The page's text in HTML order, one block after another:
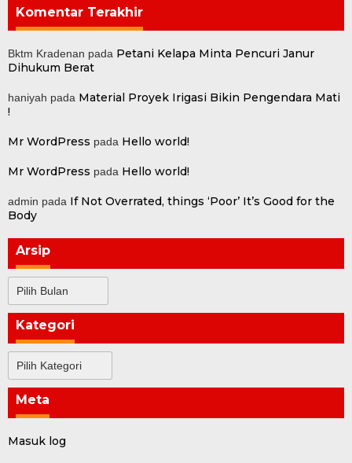
Komentar Terakhir
Bktm Kradenan pada Petani Kelapa Minta Pencuri Janur
Dihukum Berat
haniyah pada Material Proyek Irigasi Bikin Pengendara Mati
!
Mr WordPress pada Hello world!
Mr WordPress pada Hello world!
admin pada If Not Overrated, things ‘Poor’ It’s Good for the
Body
Arsip
Kategori
Meta
Masuk log